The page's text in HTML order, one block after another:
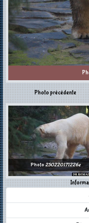
Photo précédente
Photo 250220171226e